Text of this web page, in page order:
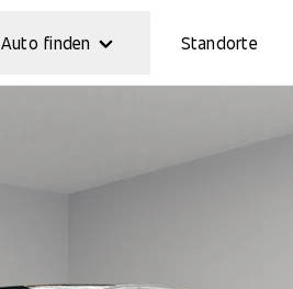
Auto finden Standorte